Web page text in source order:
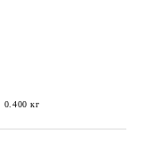
0.400 кг